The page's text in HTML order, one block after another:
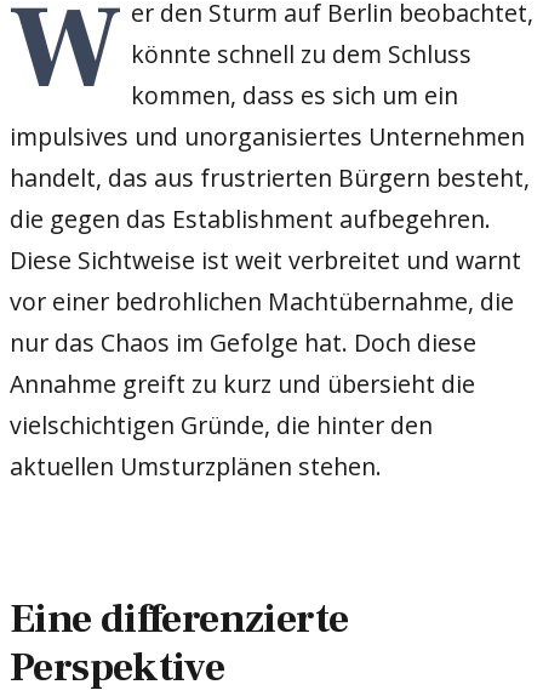
W er den Sturm auf Berlin beobachtet,
könnte schnell zu dem Schluss
kommen, dass es sich um ein
impulsives und unorganisiertes Unternehmen
handelt, das aus frustrierten Bürgern besteht,
die gegen das Establishment aufbegehren.
Diese Sichtweise ist weit verbreitet und warnt
vor einer bedrohlichen Machtübernahme, die
nur das Chaos im Gefolge hat. Doch diese
Annahme greift zu kurz und übersieht die
vielschichtigen Gründe, die hinter den
aktuellen Umsturzplänen stehen.
Eine differenzierte
Perspektive